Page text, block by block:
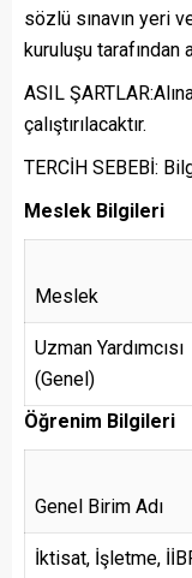
sözlü sınavın yeri
kuruluşu tarafından
ASIL
çalıştırılacaktır.
TERCİH SEBEBİ:
Meslek Bilgileri
Meslek
Uzman Yardımcısı
(Genel)
Öğrenim Bilgileri
Genel Birim Adı
İktisat, İşletme,